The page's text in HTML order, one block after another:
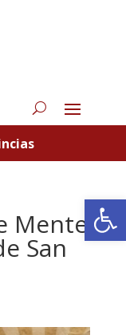
Mente
San